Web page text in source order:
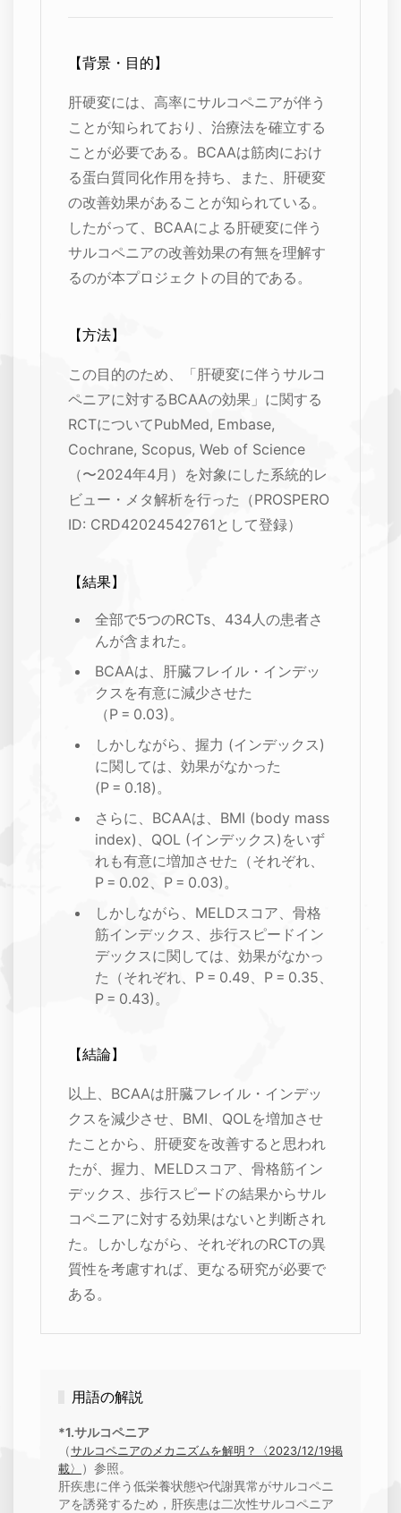
【背景・目的】
肝硬変には、高率にサルコペニアが伴う
ことが知られており、治療法を確立する
ことが必要である。BCAAは筋肉におけ
る蛋白質同化作用を持ち、また、肝硬変
の改善効果があることが知られている。
したがって、BCAAによる肝硬変に伴う
サルコペニアの改善効果の有無を理解す
るのが本プロジェクトの目的である。
【方法】
この目的のため、「肝硬変に伴うサルコ
ペニアに対するBCAAの効果」に関する
RCTについてPubMed, Embase,
Cochrane, Scopus, Web of Science
（〜2024年4月）を対象にした系統的レ
ビュー・メタ解析を行った（PROSPERO
ID: CRD42024542761として登録）
【結果】
全部で5つのRCTs、434人の患者さ
んが含まれた。
BCAAは、肝臓フレイル・インデッ
クスを有意に減少させた
（P = 0.03)。
しかしながら、握力 (インデックス)
に関しては、効果がなかった
(P = 0.18)。
さらに、BCAAは、BMI (body mass
index)、QOL (インデックス)をいず
れも有意に増加させた（それぞれ、
P = 0.02、P = 0.03)。
しかしながら、MELDスコア、骨格
筋インデックス、歩行スピードイン
デックスに関しては、効果がなかっ
た（それぞれ、P = 0.49、P = 0.35、
P = 0.43)。
【結論】
以上、BCAAは肝臓フレイル・インデッ
クスを減少させ、BMI、QOLを増加させ
たことから、肝硬変を改善すると思われ
たが、握力、MELDスコア、骨格筋イン
デックス、歩行スピードの結果からサル
コペニアに対する効果はないと判断され
た。しかしながら、それぞれのRCTの異
質性を考慮すれば、更なる研究が必要で
ある。
用語の解説
*1.サルコペニア
（サルコペニアのメカニズムを解明？〈2023/12/19掲
載〉
）参照。
肝疾患に伴う低栄養状態や代謝異常がサルコペニ
アを誘発するため，肝疾患は二次性サルコペニア